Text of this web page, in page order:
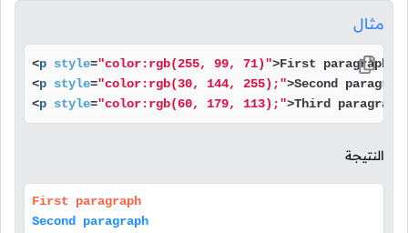
مثال
<p style="color:rgb(255, 99, 71)">First paragraph
<p style="color:rgb(30, 144, 255);">Second
<p style="color:rgb(60, 179, 113);">Third paragraph
النتيجة
First paragraph
Second paragraph